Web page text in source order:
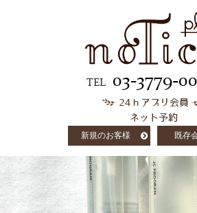
TEL 03-3779-
24ｈアプリ会員
ネット予約
新規のお客様 既存
salon info
concept